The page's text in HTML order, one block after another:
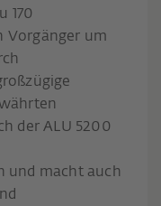
170
Vorgänger um
der ALU 5200
und macht auch